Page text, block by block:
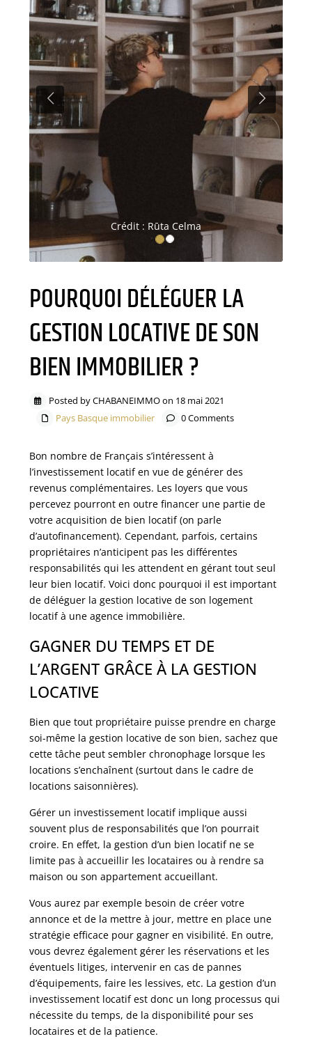
Crédit : Rūta Celma
PREVIOUS NEXT
POURQUOI DÉLÉGUER LA
GESTION LOCATIVE DE SON
BIEN IMMOBILIER ?
Posted by CHABANEIMMO on 18 mai 2021
Pays Basque immobilier
0 Comments
Bon nombre de Français s’intéressent à
l’investissement locatif en vue de générer des
revenus complémentaires. Les loyers que vous
percevez pourront en outre financer une partie de
votre acquisition de bien locatif (on parle
d’autofinancement). Cependant, parfois, certains
propriétaires n’anticipent pas les différentes
responsabilités qui les attendent en gérant tout seul
leur bien locatif. Voici donc pourquoi il est important
de déléguer la gestion locative de son logement
locatif à une agence immobilière.
GAGNER DU TEMPS ET DE
L’ARGENT GRÂCE À LA GESTION
LOCATIVE
Bien que tout propriétaire puisse prendre en charge
soi-même la gestion locative de son bien, sachez que
cette tâche peut sembler chronophage lorsque les
locations s’enchaînent (surtout dans le cadre de
locations saisonnières).
Gérer un investissement locatif implique aussi
souvent plus de responsabilités que l’on pourrait
croire. En effet, la gestion d’un bien locatif ne se
limite pas à accueillir les locataires ou à rendre sa
maison ou son appartement accueillant.
Vous aurez par exemple besoin de créer votre
annonce et de la mettre à jour, mettre en place une
stratégie efficace pour gagner en visibilité. En outre,
vous devrez également gérer les réservations et les
éventuels litiges, intervenir en cas de pannes
d’équipements, faire les lessives, etc. La gestion d’un
investissement locatif est donc un long processus qui
nécessite du temps, de la disponibilité pour ses
locataires et de la patience.